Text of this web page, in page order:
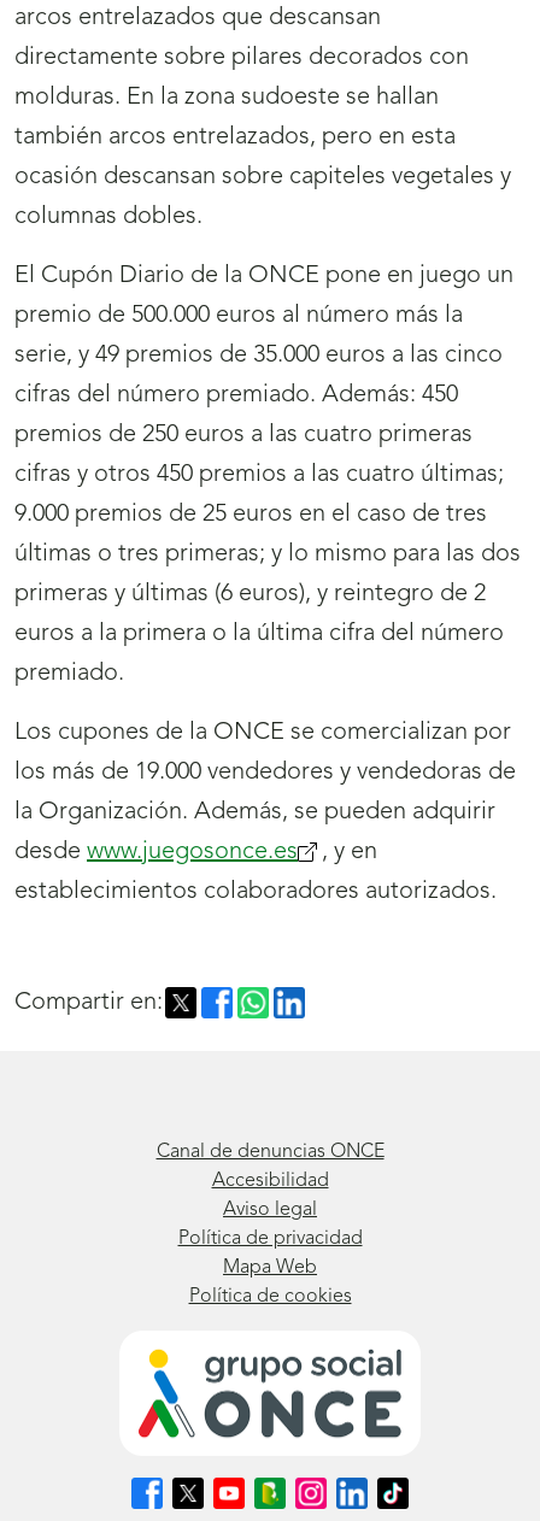
arcos entrelazados que descansan
directamente sobre pilares decorados con
molduras. En la zona sudoeste se hallan
también arcos entrelazados, pero en esta
ocasión descansan sobre capiteles vegetales y
columnas dobles.
El Cupón Diario de la ONCE pone en juego un
premio de 500.000 euros al número más la
serie, y 49 premios de 35.000 euros a las cinco
cifras del número premiado. Además: 450
premios de 250 euros a las cuatro primeras
cifras y otros 450 premios a las cuatro últimas;
9.000 premios de 25 euros en el caso de tres
últimas o tres primeras; y lo mismo para las dos
primeras y últimas (6 euros), y reintegro de 2
euros a la primera o la última cifra del número
premiado.
Los cupones de la ONCE se comercializan por
los más de 19.000 vendedores y vendedoras de
la Organización. Además, se pueden adquirir
desde www.juegosonce.es(se
abrirá
, y en
establecimientos colaboradores autorizados.
Compartir en:
Canal de denuncias ONCE
Accesibilidad
Aviso legal
Política de privacidad
Mapa Web
Política de cookies
Síguenos
en
Síguenos
en
Síguenos
en
Síguenos
en
Síguenos
en
Síguenos
en
Síguenos
en